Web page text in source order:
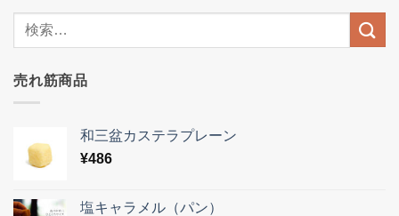
売れ筋商品
和三盆カステラプレーン
¥486
塩キャラメル（パン）